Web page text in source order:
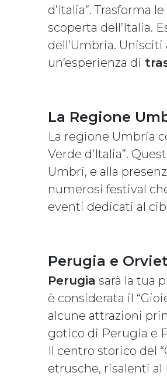
d’Italia”. Trasforma
scoperta dell’Italia.
dell’Umbria.
un’esperienza di
La Regione
La regione Umbria
Verde d’Italia”.
Umbri, e alla
numerosi festival
eventi dedicati al
Perugia e
Perugia sarà la tua
è considerata il
alcune attrazioni
gotico di Perugia e
Il centro storico del
etrusche, risalenti al